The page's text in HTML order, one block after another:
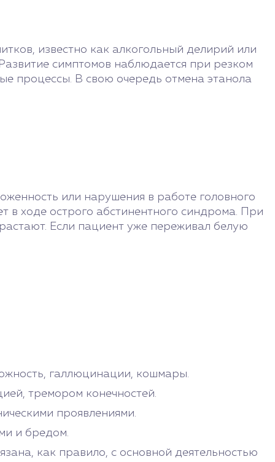
известно как алкогольный делирий или
симптомов наблюдается при резком
процессы. В свою очередь отмена этанола
или нарушения в работе головного
в ходе острого абстинентного синдрома. При
Если пациент уже переживал белую
галлюцинации, кошмары.
тремором конечностей.
проявлениями.
и бредом.
как правило, с основной деятельностью